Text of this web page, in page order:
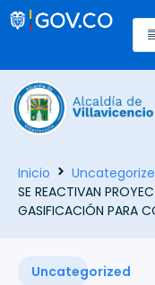
Inicio
SE REACTIVAN
GASIFICACIÓN PARA
Uncategorized